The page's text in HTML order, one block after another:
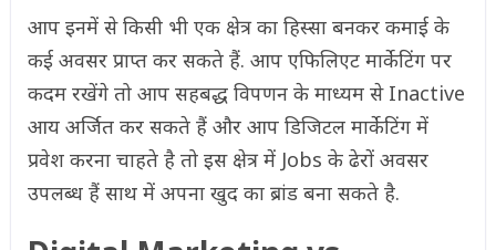
आप इनमें से किसी भी एक क्षेत्र का हिस्सा बनकर कमाई के
कई अवसर प्राप्त कर सकते हैं. आप एफिलिएट मार्केटिंग पर
कदम रखेंगे तो आप सहबद्ध विपणन के माध्यम से Inactive
आय अर्जित कर सकते हैं और आप डिजिटल मार्केटिंग में
प्रवेश करना चाहते है तो इस क्षेत्र में Jobs के ढेरों अवसर
उपलब्ध हैं साथ में अपना खुद का ब्रांड बना सकते है.